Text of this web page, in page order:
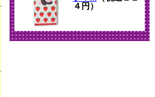
４円）